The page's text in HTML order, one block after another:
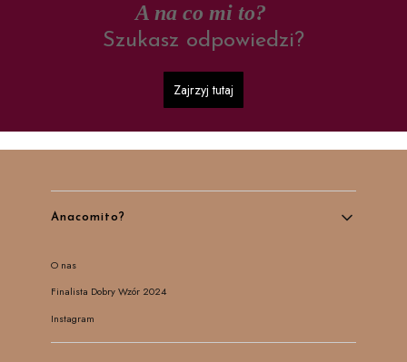
A na co mi to?
Szukasz odpowiedzi?
Zajrzyj tutaj
Linki w stopce
Anacomito?
O nas
Finalista Dobry Wzór 2024
Instagram